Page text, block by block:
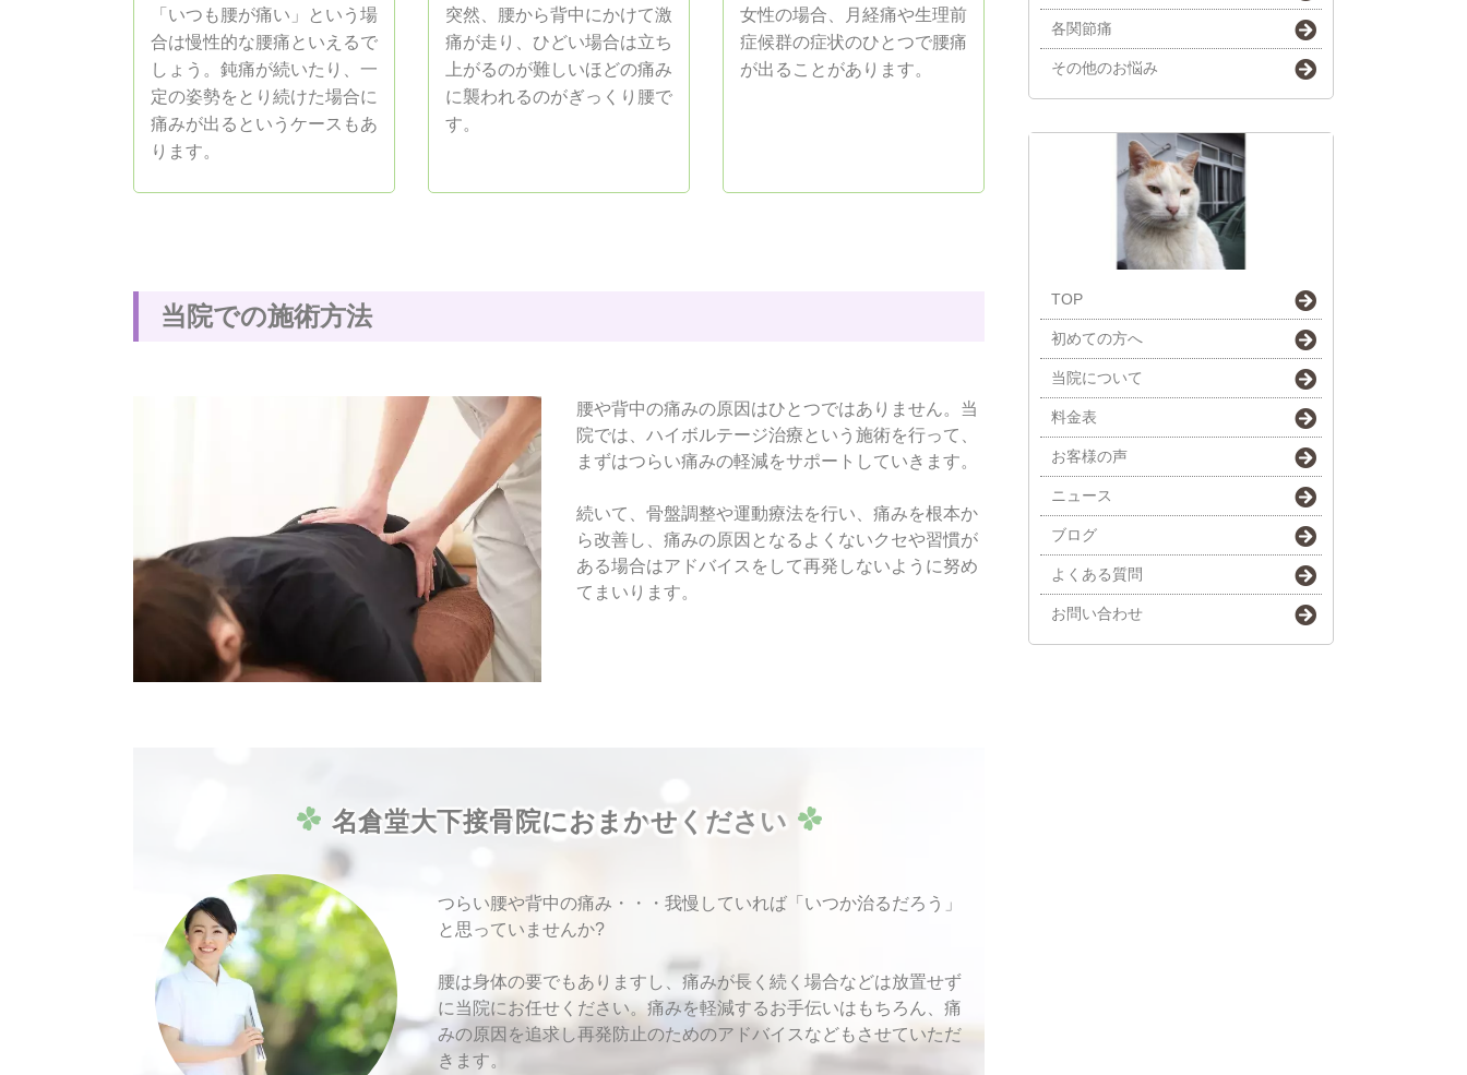
「いつも腰が痛い」という場
合は慢性的な腰痛といえるで
しょう。鈍痛が続いたり、一
定の姿勢をとり続けた場合に
痛みが出るというケースもあ
ります。
突然、腰から背中にかけて激
痛が走り、ひどい場合は立ち
上がるのが難しいほどの痛み
に襲われるのがぎっくり腰で
す。
女性の場合、月経痛や生理前
症候群の症状のひとつで腰痛
が出ることがあります。
当 院での施術方法
腰や背中の痛みの原因はひとつではありません。当
院では、ハイボルテージ治療という施術を行って、
まずはつらい痛みの軽減をサポートしていきます。
続いて、骨盤調整や運動療法を行い、痛みを根本か
ら改善し、痛みの原因となるよくないクセや習慣が
ある場合はアドバイスをして再発しないように努め
てまいります。
名倉堂大下接骨 院におま かせ く ださ い
つらい腰や背中の痛み・・・我慢していれば「いつか治るだろう」
と思っていませんか?
腰は身体の要でもありますし、痛みが長く続く場合などは放置せず
に当院にお任せください。痛みを軽減するお手伝いはもちろん、痛
みの原因を追求し再発防止のためのアドバイスなどもさせていただ
きます。
各関節痛
その他のお悩み
TOP
初めての方へ
当院について
料金表
お客様の声
ニュース
ブログ
よくある質問
お問い合わせ